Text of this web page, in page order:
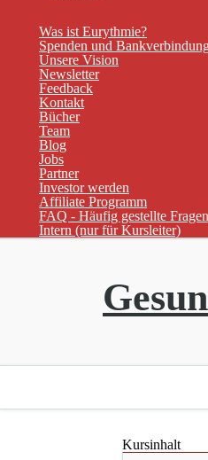
Was ist Eurythmie?
Spenden und
Unsere Vision
Newsletter
Feedback
Kontakt
Bücher
Team
Blog
Jobs
Partner
Investor werden
Affiliate Programm
FAQ - Häufig gestellte Fragen
Intern (nur für Kursleiter)
Kursinhalt